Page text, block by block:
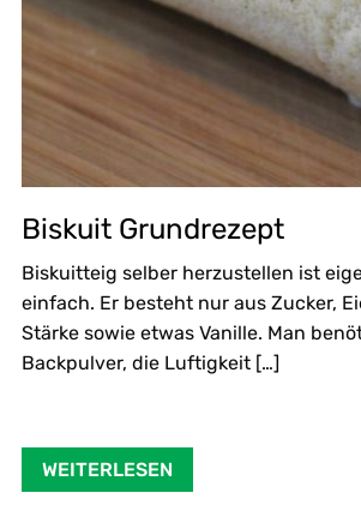
Biskuit Grundrezept
Biskuitteig selber herzustellen ist
einfach. Er besteht nur aus Zucker,
Stärke sowie etwas Vanille. Man
Backpulver, die Luftigkeit […]
WEITERLESEN